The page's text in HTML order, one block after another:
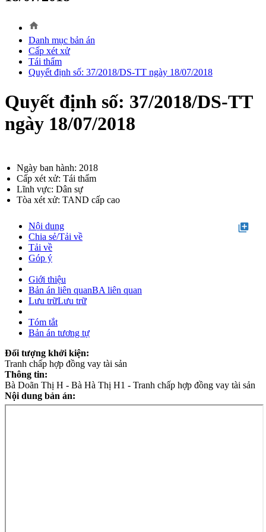
home
Danh mục bản án
Cấp xét xử
Tái thẩm
Quyết định số: 37/2018/DS-TT ngày 18/07/2018
Quyết định số: 37/2018/DS-TT
ngày 18/07/2018
Ngày ban hành: 2018
Cấp xét xử: Tái thẩm
Lĩnh vực: Dân sự
Tòa xét xử: TAND cấp cao
library_add
Nội dung
Chia sẻ/Tải về
Tải về
Góp ý
Giới thiệu
Bản án liên quanBA liên quan
Lưu trữLưu trữ
Tóm tắt
Bản án tương tự
Đối tượng khởi kiện:
Tranh chấp hợp đồng vay tài sản
Thông tin:
Bà Doãn Thị H - Bà Hà Thị H1 - Tranh chấp hợp đồng vay tài sản
Nội dung bản án: